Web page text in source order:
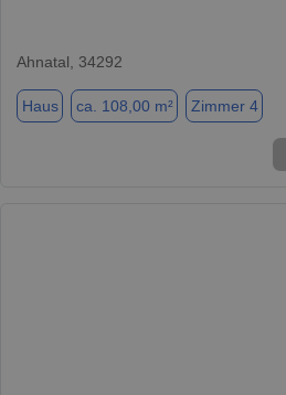
Ahnatal, 34292
Haus ca. 108,00 m² Zimmer 4